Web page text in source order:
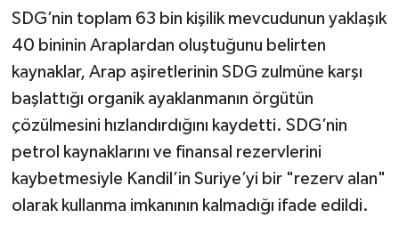
SDG’nin toplam 63 bin kişilik mevcudunun yaklaşık
40 bininin Araplardan oluştuğunu belirten
kaynaklar, Arap aşiretlerinin SDG zulmüne karşı
başlattığı organik ayaklanmanın örgütün
çözülmesini hızlandırdığını kaydetti. SDG’nin
petrol kaynaklarını ve finansal rezervlerini
kaybetmesiyle Kandil’in Suriye’yi bir "rezerv alan"
olarak kullanma imkanının kalmadığı ifade edildi.